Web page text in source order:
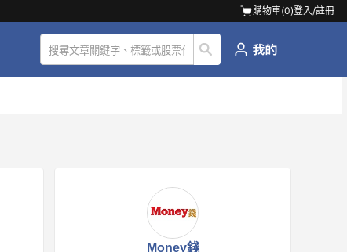
購物車(0)登入/註冊
Money錢